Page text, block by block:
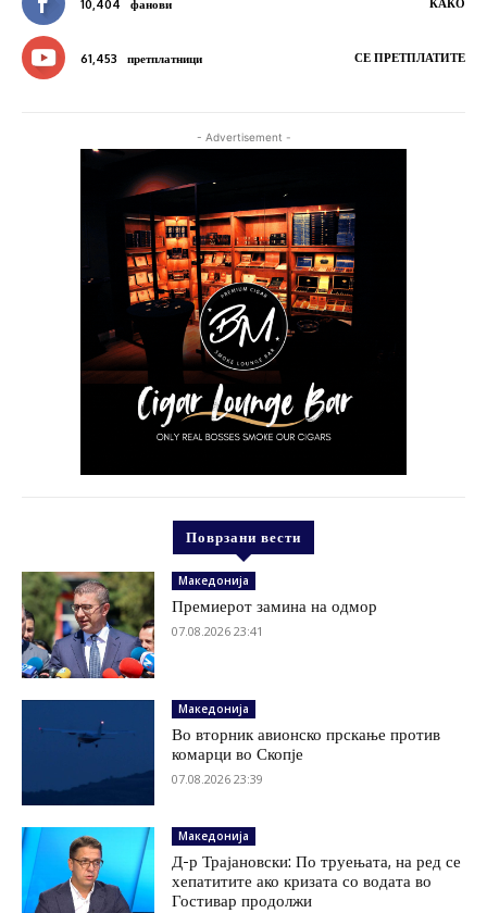
10,404 фанови
61,453 претплатници СЕ ПРЕТПЛАТИТЕ
- Advertisement -
Поврзани вести
Македонија
Премиерот замина на одмор
07.08.2026 23:41
Македонија
Во вторник авионско прскање против
комарци во Скопје
07.08.2026 23:39
Македонија
Д-р Трајановски: По труењата, на ред се
хепатитите ако кризата со водата во
Гостивар продолжи